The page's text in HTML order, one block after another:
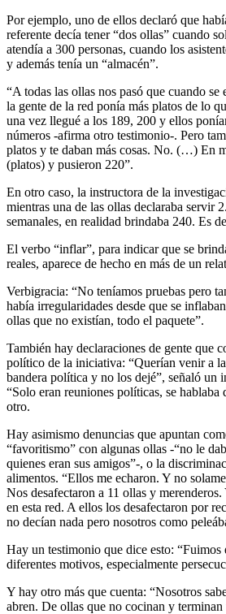
Por ejemplo, uno de ellos declaró que
referente decía tener “dos ollas” cuando
atendía a 300 personas, cuando los
y además tenía un “almacén”.
“A todas las ollas nos pasó que cuando se
la gente de la red ponía más platos de lo
una vez llegué a los 189, 200 y ellos
números -afirma otro testimonio-. Pero
platos y te daban más cosas. No. (…) En
(platos) y pusieron 220”.
En otro caso, la instructora de la
mientras una de las ollas declaraba servir
semanales, en realidad brindaba 240. Es
El verbo “inflar”, para indicar que se
reales, aparece de hecho en más de un
Verbigracia: “No teníamos pruebas pero
había irregularidades desde que se
ollas que no existían, todo el paquete”.
También hay declaraciones de gente que
político de la iniciativa: “Querían venir a
bandera política y no los dejé”, señaló un
“Solo eran reuniones políticas, se hablaba
otro.
Hay asimismo denuncias que apuntan
“favoritismo” con algunas ollas -“no le
quienes eran sus amigos”-, o la
alimentos. “Ellos me echaron. Y no
Nos desafectaron a 11 ollas y
en esta red. A ellos los desafectaron por
no decían nada pero nosotros como
Hay un testimonio que dice esto: “Fuimos
diferentes motivos, especialmente
Y hay otro más que cuenta: “Nosotros
abren. De ollas que no cocinan y